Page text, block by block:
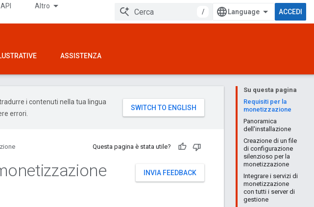
API Altro
/ ACCEDI
ASSISTENZA
Su questa pagina
Requisiti per la
monetizzazione
Panoramica
dell'installazione
Creazione di un file
di configurazione
silenzioso per la
monetizzazione
Integrare i servizi di
monetizzazione
con tutti i server di
gestione
i contenuti nella tua lingua
errori.
Questa pagina è stata utile?
INVIA FEEDBACK